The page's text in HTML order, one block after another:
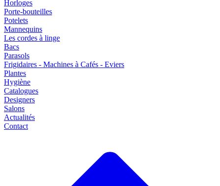
Horloges
Porte-bouteilles
Potelets
Mannequins
Les cordes à linge
Bacs
Parasols
Frigidaires - Machines à Cafés - Eviers
Plantes
Hygiène
Catalogues
Designers
Salons
Actualités
Contact